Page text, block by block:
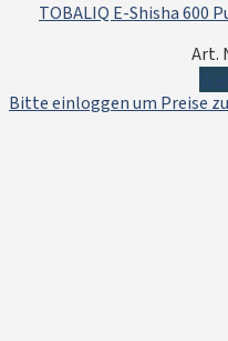
TOBALIQ E-Shisha 600
Art.
Bitte einloggen um Preise